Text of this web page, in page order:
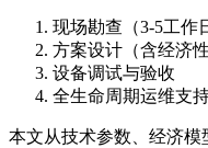
现场勘查（3-5工作
方案设计（含经济性
设备调试与验收
全生命周期运维支
本文从技术参数、经济